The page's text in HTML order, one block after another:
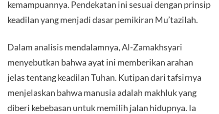
kemampuannya. Pendekatan ini sesuai dengan prinsip
keadilan yang menjadi dasar pemikiran Mu’tazilah.
Dalam analisis mendalamnya, Al-Zamakhsyari
menyebutkan bahwa ayat ini memberikan arahan
jelas tentang keadilan Tuhan. Kutipan dari tafsirnya
menjelaskan bahwa manusia adalah makhluk yang
diberi kebebasan untuk memilih jalan hidupnya. Ia